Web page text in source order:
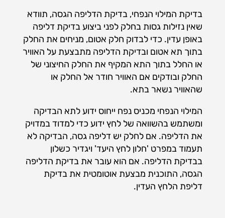
בדיקת המילוי הנפחי, בדיקת הדליפה הגסה, תוודא
שאין נזילות גסות בחלק לפני ביצוע בדיקת דליפה
באופן עדין. כדי לבדוק חלק אטום, מניחים את החלק
בתוך תא אטום ובדיקת הדליפה מתבצעת על האוויר
או החלל בתוך התא המקיף את החלק החיצוני של
החלק ובודקים אם האוויר חודר אל החלק או
שהאוויר נשאר בתא.
המילוי הנפחי מכניס נפח ייחוס ידוע לתא הבדיקה
ומשתמש בהשוואה של לחץ ידוע כדי למדוד במדויק
את הדליפה. אם לחלק יש דליפה גסה, הבדיקה לא
תעמוד במפרט 'חלון לחץ היעד' ויגדיר כשלון
בבדיקת הדליפה. אם הוא עובר את בדיקת הדליפה
הגסה, התוכנית מבצעת אוטומטית את בדיקת
דליפת הלחץ העדין.